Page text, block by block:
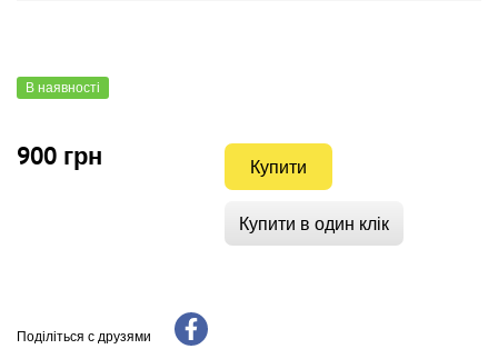
В наявності
900 грн Купити
Купити в один клік
Поділіться с друзями